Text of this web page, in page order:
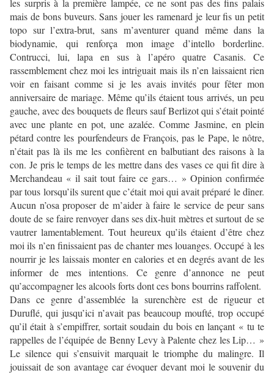
les surpris à la première lampée, ce ne sont pas des fins palais
mais de bons buveurs. Sans jouer les ramenard je leur fis un petit
topo sur l’extra-brut, sans m’aventurer quand même dans la
biodynamie, qui renforça mon image d’intello borderline.
Contrucci, lui, lapa en sus à l’apéro quatre Casanis. Ce
rassemblement chez moi les intriguait mais ils n’en laissaient rien
voir en faisant comme si je les avais invités pour fêter mon
anniversaire de mariage. Même qu’ils étaient tous arrivés, un peu
gauche, avec des bouquets de fleurs sauf Berlizot qui s’était pointé
avec une plante en pot, une azalée. Comme Jasmine, en plein
pétard contre les pourfendeurs de François, pas le Pape, le nôtre,
n’était pas là ils me les confièrent en balbutiant des raisons à la
con. Je pris le temps de les mettre dans des vases ce qui fit dire à
Merchandeau « il sait tout faire ce gars… » Opinion confirmée
par tous lorsqu’ils surent que c’était moi qui avait préparé le dîner.
Aucun n’osa proposer de m’aider à faire le service de peur sans
doute de se faire renvoyer dans ses dix-huit mètres et surtout de se
vautrer lamentablement. Tout heureux qu’ils étaient d’être chez
moi ils n’en finissaient pas de chanter mes louanges. Occupé à les
nourrir je les laissais monter en calories et en degrés avant de les
informer de mes intentions. Ce genre d’annonce ne peut
qu’accompagner les alcools forts dont ces bons bourrins raffolent.
Dans ce genre d’assemblée la surenchère est de rigueur et
Duruflé, qui jusqu’ici n’avait pas beaucoup moufté, trop occupé
qu’il était à s’empiffrer, sortait soudain du bois en lançant « tu te
rappelles de l’équipée de Benny Levy à Palente chez les Lip… »
Le silence qui s’ensuivit marquait le triomphe du malingre. Il
jouissait de son avantage car évoquer devant moi le souvenir du